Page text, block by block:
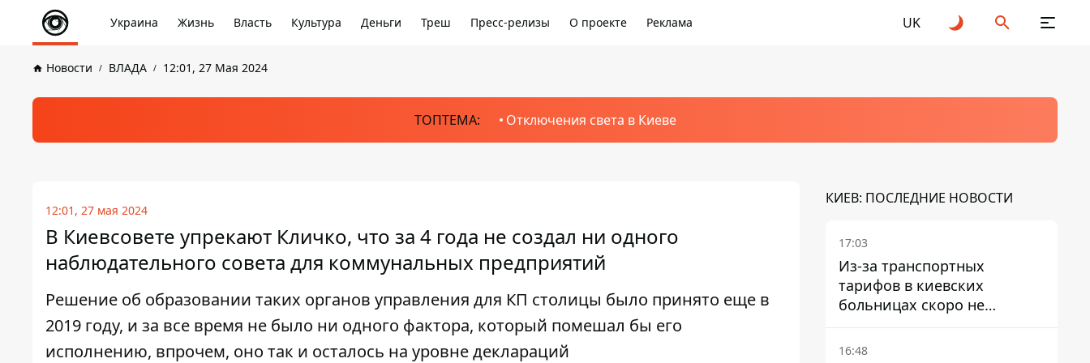
Украина Жизнь Власть Культура Деньги Треш Пресс-релизы О проекте Реклама UK
Новости ВЛАДА 12:01, 27 Мая 2024
ТОПТЕМА: Отключения света в Киеве
12:01, 27 мая 2024
В Киевсовете упрекают Кличко, что за 4 года не создал ни одного
наблюдательного совета для коммунальных предприятий
Решение об образовании таких органов управления для КП столицы было принято еще в
2019 году, и за все время не было ни одного фактора, который помешал бы его
исполнению, впрочем, оно так и осталось на уровне деклараций
КИЕВ: ПОСЛЕДНИЕ НОВОСТИ
17:03
Из-за транспортных
тарифов в киевских
больницах скоро не
останется медсестер и
санитарок - профессор
16:48